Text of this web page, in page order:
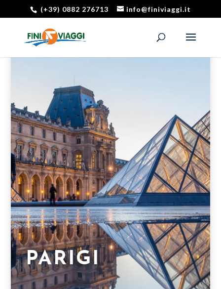
(+39) 0882 276713 info@finiviaggi.it
PARIGI